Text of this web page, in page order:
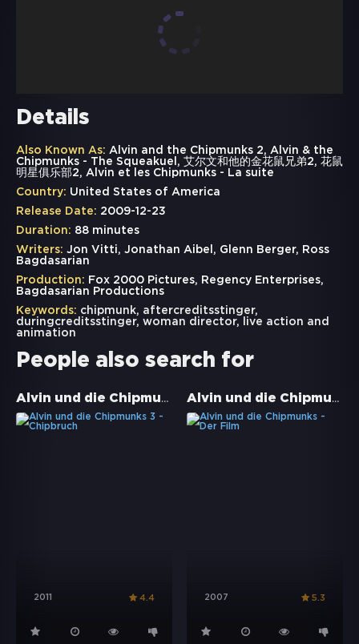
Details
Also Known As: Alvin and the Chipmunks 2, Alvin & the
Chipmunks - The Squeakuel, 艾尔文和他的金花鼠兄弟2, 花鼠
明星俱乐部2, Alvin et les Chipmunks - La suite
Country: United States of America
Release Date: 2009-12-23
Duration: 88 minutes
Writers: Jon Vitti, Jonathan Aibel, Glenn Berger, Ross
Bagdasarian
Production: Fox 2000 Pictures, Regency Enterprises,
Bagdasarian Productions
Keywords: chipmunk, aftercreditsstinger,
duringcreditsstinger, woman director,
live action and
animation
People also search for
Alvin und die Chipmunks 3 - Chipbruch
2011 4.4
Alvin und die Chipmunks - Der Film
2007 5.3